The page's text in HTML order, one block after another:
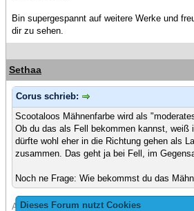
Dieses Forum nutzt Cookies
Bin supergespannt auf weitere Werke und
dir zu sehen.
Sethaa
Corus schrieb:
Scootaloos Mähnenfarbe wird als
Ob du das als Fell bekommen kannst, weiß
dürfte wohl eher in die Richtung gehen als
zusammen. Das geht ja bei Fell, im
Noch ne Frage: Wie bekommst du das
Also Sweety Bell stell ich mir mit Fell